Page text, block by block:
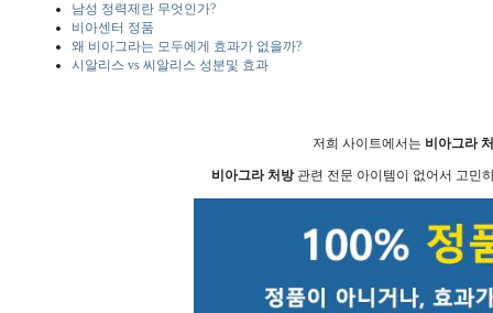
남성 정력제란 무엇인가?
비아센터 정품
왜 비아그라는 모두에게 효과가 없을까?
시알리스 vs 씨알리스 성분및 효과
저희 사이트에서는 비아그라
비아그라 처방관련 전문 아이템이 없어서 고민